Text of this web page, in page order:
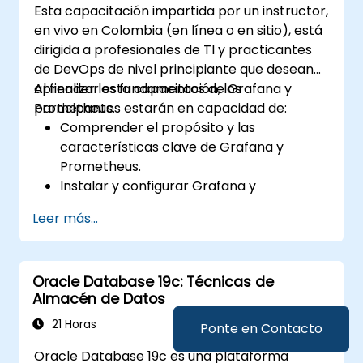
Ponte en Contacto
Esta capacitación impartida por un instructor,
en vivo en Colombia (en línea o en sitio), está
dirigida a profesionales de TI y practicantes
de DevOps de nivel principiante que desean
aprender los fundamentos de Grafana y
Prometheus.
Al finalizar esta capacitación, los
participantes estarán en capacidad de:
Comprender el propósito y las
características clave de Grafana y
Prometheus.
Instalar y configurar Grafana y
Configurar fuentes de datos básicas y
paneles en Grafana.
Monitorizar métricas del sistema y
visualizar datos utilizando Prometheus.
Leer más...
Oracle Database 19c: Técnicas de
Almacén de Datos
21 Horas
Oracle Database 19c es una plataforma